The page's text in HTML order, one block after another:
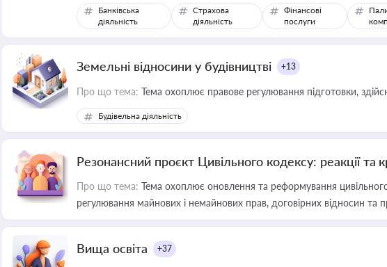
Банківська
діяльність
Страхова
діяльність
Фінансові
послуги
Земельні відносини у будівництві +13
Про що тема: Тема охоплює правове регулювання підготовки,
Будівельна діяльність
Резонансний проєкт Цивільного кодексу: реакції та
Про що тема: Тема охоплює оновлення та реформування
регулювання майнових і немайнових прав, договірних відносин та
Вища освіта +37